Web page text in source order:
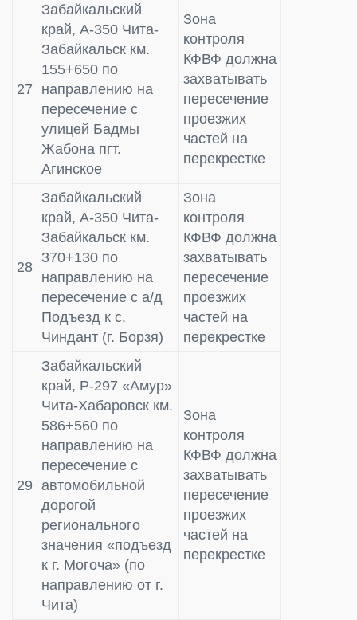
27
Забайкальский
край, А-350 Чита-
Забайкальск км.
155+650 по
направлению на
пересечение с
улицей Бадмы
Жабона пгт.
Агинское
Зона
контроля
КФВФ должна
захватывать
пересечение
проезжих
частей на
перекрестке
28
Забайкальский
край, А-350 Чита-
Забайкальск км.
370+130 по
направлению на
пересечение с а/д
Подъезд к с.
Чиндант (г. Борзя)
Зона
контроля
КФВФ должна
захватывать
пересечение
проезжих
частей на
перекрестке
29
Забайкальский
край, Р-297 «Амур»
Чита-Хабаровск км.
586+560 по
направлению на
пересечение с
автомобильной
дорогой
регионального
значения «подъезд
к г. Могоча» (по
направлению от г.
Чита)
Зона
контроля
КФВФ должна
захватывать
пересечение
проезжих
частей на
перекрестке